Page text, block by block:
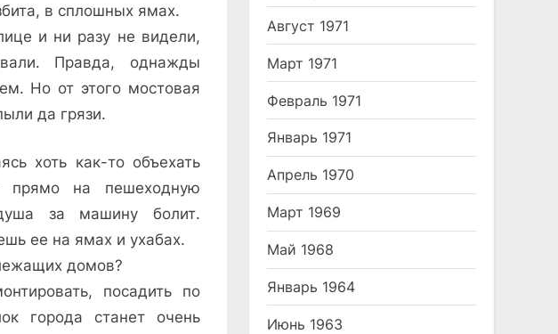
в сплошных ямах.
и ни разу не видели,
Правда, однажды
Но от этого мостовая
да грязи.
хоть как-то объехать
прямо на пешеходную
за машину болит.
ее на ямах и ухабах.
домов?
посадить по
города станет очень
Август 1971
Март 1971
Февраль 1971
Январь 1971
Апрель 1970
Март 1969
Май 1968
Январь 1964
Июнь 1963